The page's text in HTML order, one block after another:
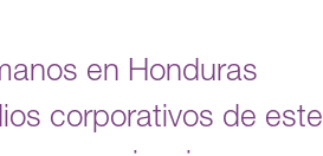
en Honduras
corporativos de este